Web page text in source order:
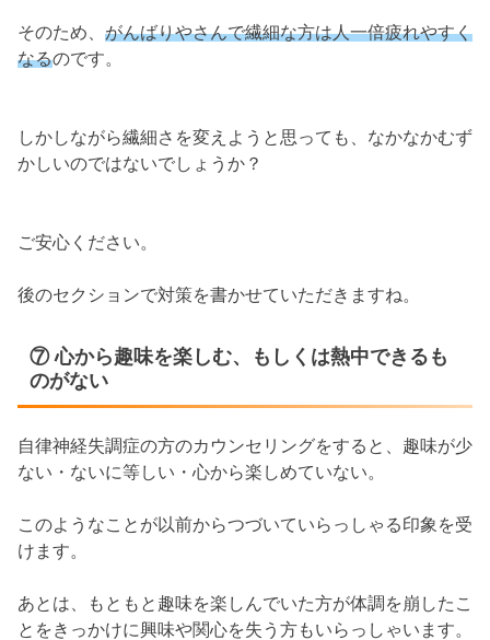
そのため、 がんばりやさんで繊細な方は人一倍疲れやすく
なるのです。
しかしながら繊細さを変えようと思っても、なかなかむず
かしいのではないでしょうか？
ご安心ください。
後のセクションで対策を書かせていただきますね。
⑦ 心から趣味を楽しむ、もしくは熱中できるも
のがない
自律神経失調症の方のカウンセリングをすると、趣味が少
ない・ないに等しい・心から楽しめていない。
このようなことが以前からつづいていらっしゃる印象を受
けます。
あとは、もともと趣味を楽しんでいた方が体調を崩したこ
とをきっかけに興味や関心を失う方もいらっしゃいます。